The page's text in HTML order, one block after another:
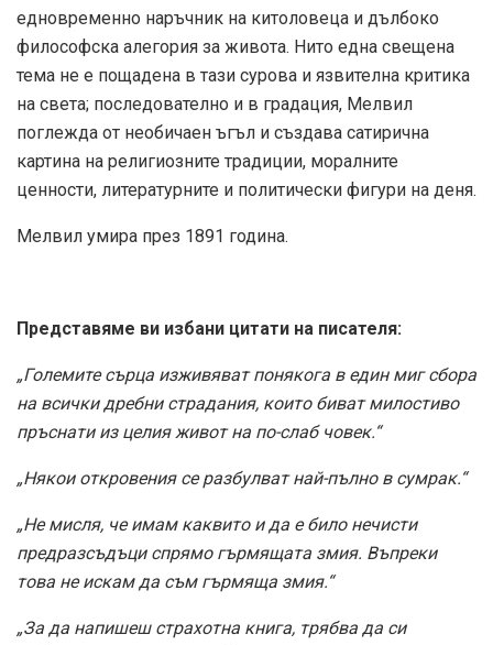
едновременно наръчник на китоловеца и дълбоко
философска алегория за живота. Нито една свещена
тема не е пощадена в тази сурова и язвителна критика
на света; последователно и в градация, Мелвил
поглежда от необичаен ъгъл и създава сатирична
картина на религиозните традиции, моралните
ценности, литературните и политически фигури на деня.
Мелвил умира през 1891 година.
Представяме ви избани цитати на писателя:
„Големите сърца изживяват понякога в един миг сбора
на всички дребни страдания, които биват милостиво
пръснати из целия живот на по-слаб човек.“
„Някои откровения се разбулват най-пълно в сумрак.“
„Не мисля, че имам каквито и да е било нечисти
предразсъдъци спрямо гърмящата змия. Въпреки
това не искам да съм гърмяща змия.“
„За да напишеш страхотна книга, трябва да си